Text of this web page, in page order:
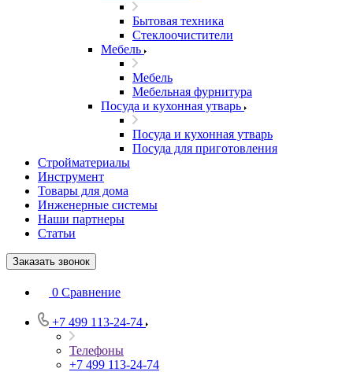
Бытовая техника
Стеклоочистители
Мебель
Мебель
Мебельная фурнитура
Посуда и кухонная утварь
Посуда и кухонная утварь
Посуда для приготовления
Стройматериалы
Инструмент
Товары для дома
Инженерные системы
Наши партнеры
Статьи
Заказать звонок
0 Сравнение
+7 499 113-24-74
Телефоны
+7 499 113-24-74